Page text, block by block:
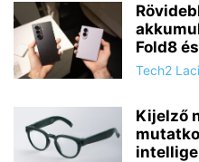
Fold8
Tech2 Laci
Kijelző